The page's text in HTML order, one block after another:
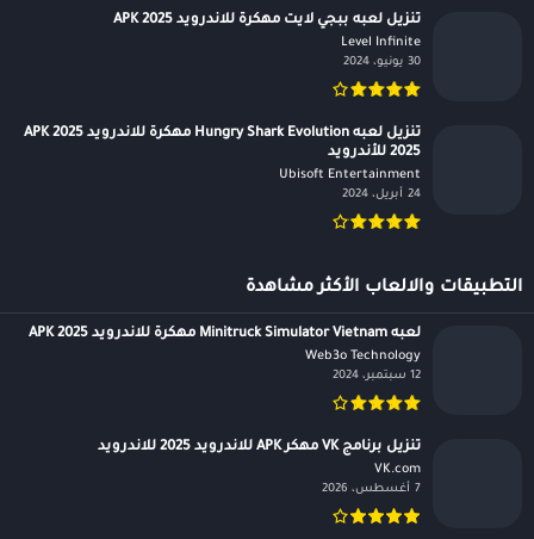
تنزيل لعبه ببجي لايت مهكرة للاندرويد APK 2025
Level Infinite‏
30 يونيو، 2024
تنزيل لعبه Hungry Shark Evolution مهكرة للاندرويد APK 2025
2025 للأندرويد
Ubisoft Entertainment‏
24 أبريل، 2024
التطبيقات والالعاب الأكثر مشاهدة
لعبه Minitruck Simulator Vietnam مهكرة للاندرويد APK 2025
Web3o Technology‏
12 سبتمبر، 2024
تنزيل برنامج VK مهكر APK للاندرويد 2025 للاندرويد
VK.com‏
7 أغسطس، 2026